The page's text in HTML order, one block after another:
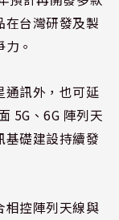
在台灣研發及製
。
通訊外，也可延
5G、6G 陣列天
基礎建設持續發
相控陣列天線與